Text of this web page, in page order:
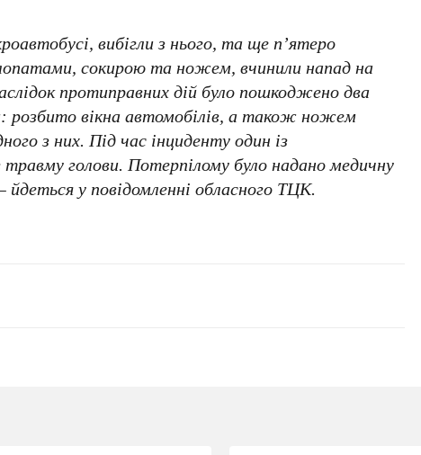
вибігли з нього, та ще п’ятеро
сокирою та ножем, вчинили напад на
протиправних дій було пошкоджено два
розбито вікна автомобілів, а також ножем
з них. Під час інциденту один із
голови. Потерпілому було надано медичну
у повідомленні обласного ТЦК.